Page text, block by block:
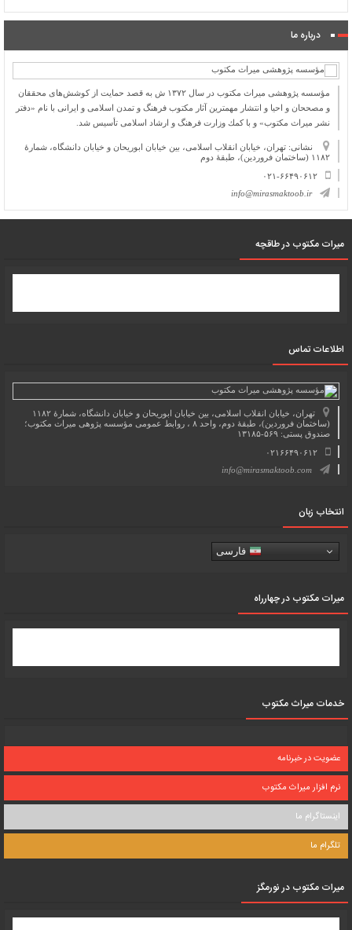
درباره ما
مؤسسه پژوهشی میراث مكتوب در سال ۱۳۷۲ ش به قصد حمایت از كوشش‌های محققان
و مصححان و احیا و انتشار مهمترین آثار مكتوب فرهنگ و تمدن اسلامی و ایرانی با نام «دفتر
نشر میراث مكتوب» و با كمك وزارت فرهنگ و ارشاد اسلامی تأسیس شد.
نشانی: تهران، خیابان انقلاب اسلامی، بین خیابان ابوریحان و خیابان دانشگاه، شمارۀ
۱۱۸۲ (ساختمان فروردین)، طبقۀ دوم
۰۲۱-۶۶۴۹۰۶۱۲
info@mirasmaktoob.ir
میرات مکتوب در طاقچه
اطلاعات تماس
تهران، خیابان انقلاب اسلامی، بین خیابان ابوریحان و خیابان دانشگاه، شمارۀ ۱۱۸۲
(ساختمان فروردین)، طبقۀ دوم، واحد ۸ ، روابط عمومی مؤسسه پژوهی میراث مکتوب؛
صندوق پستی: ۵۶۹-۱۳۱۸۵
۰۲۱۶۶۴۹۰۶۱۲
info@mirasmaktoob.com
انتخاب زبان
فارسی
میرات مکتوب در چهارراه
خدمات میراث مکتوب
عضویت در خبرنامه
نرم افزار میراث مکتوب
اینستاگرام ما
تلگرام ما
میرات مکتوب در نورمگز